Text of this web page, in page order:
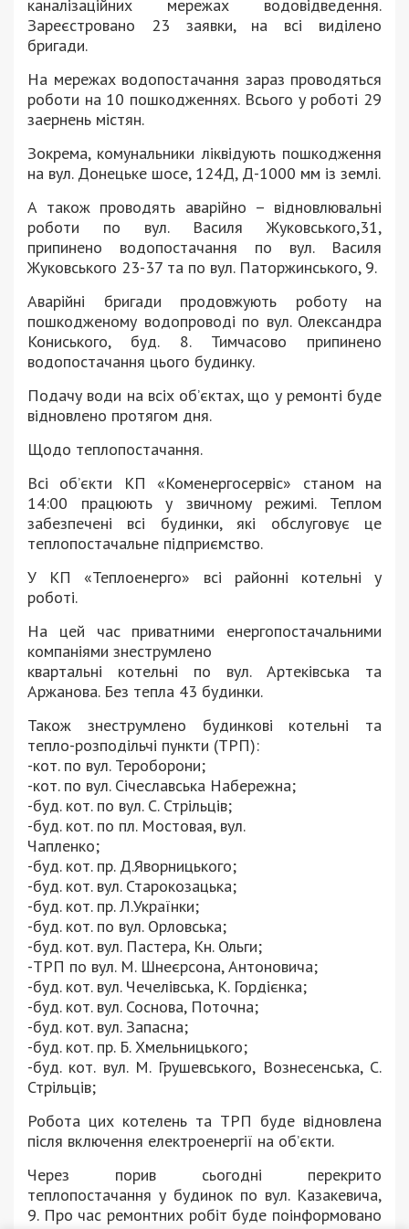
каналізаційних мережах водовідведення.
Зареєстровано 23 заявки, на всі виділено
бригади.
На мережах водопостачання зараз проводяться
роботи на 10 пошкодженнях. Всього у роботі 29
заернень містян.
Зокрема, комунальники ліквідують пошкодження
на вул. Донецьке шосе, 124Д, Д-1000 мм із землі.
А також проводять аварійно – відновлювальні
роботи по вул. Василя Жуковського,31,
припинено водопостачання по вул. Василя
Жуковського 23-37 та по вул. Паторжинського, 9.
Аварійні бригади продовжують роботу на
пошкодженому водопроводі по вул. Олександра
Кониського, буд. 8. Тимчасово припинено
водопостачання цього будинку.
Подачу води на всіх об’єктах, що у ремонті буде
відновлено протягом дня.
Щодо теплопостачання.
Всі об’єкти КП «Коменергосервіс» станом на
14:00 працюють у звичному режимі. Теплом
забезпечені всі будинки, які обслуговує це
теплопостачальне підприємство.
У КП «Теплоенерго» всі районні котельні у
роботі.
На цей час приватними енергопостачальними
компаніями знеструмлено
квартальні котельні по вул. Артеківська та
Аржанова. Без тепла 43 будинки.
Також знеструмлено будинкові котельні та
тепло-розподільчі пункти (ТРП):
-кот. по вул. Тероборони;
-кот. по вул. Січеславська Набережна;
-буд. кот. по вул. С. Стрільців;
-буд. кот. по пл. Мостовая, вул.
Чапленко;
-буд. кот. пр. Д.Яворницького;
-буд. кот. вул. Старокозацька;
-буд. кот. пр. Л.Українки;
-буд. кот. по вул. Орловська;
-буд. кот. вул. Пастера, Кн. Ольги;
-ТРП по вул. М. Шнеєрсона, Антоновича;
-буд. кот. вул. Чечелівська, К. Гордієнка;
-буд. кот. вул. Соснова, Поточна;
-буд. кот. вул. Запасна;
-буд. кот. пр. Б. Хмельницького;
-буд. кот. вул. М. Грушевського, Вознесенська, С.
Стрільців;
Робота цих котелень та ТРП буде відновлена
після включення електроенергії на об’єкти.
Через порив сьогодні перекрито
теплопостачання у будинок по вул. Казакевича,
9. Про час ремонтних робіт буде поінформовано